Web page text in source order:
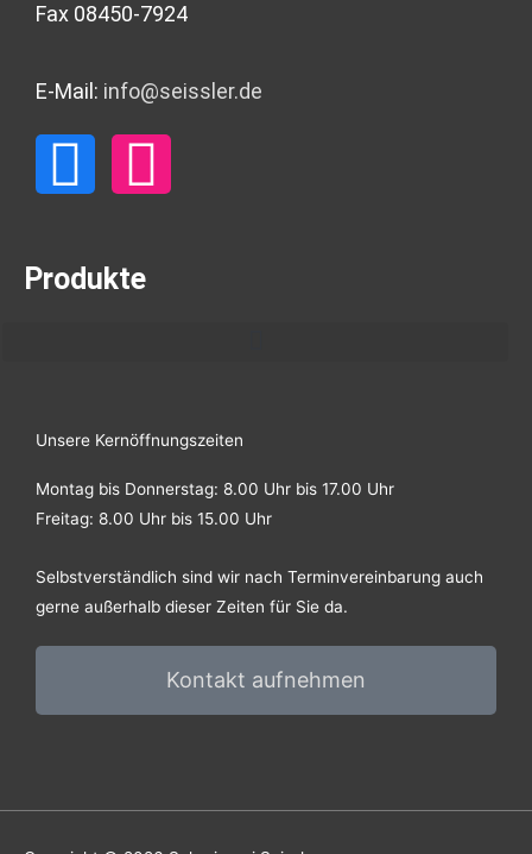
Fax 08450-7924
E-Mail: info@seissler.de
F
c
o
o
k
-
f
I
s
g
r
a
m
Produkte
Unsere Kernöffnungszeiten
Montag bis Donnerstag: 8.00 Uhr bis 17.00 Uhr
Freitag: 8.00 Uhr bis 15.00 Uhr
Selbstverständlich sind wir nach Terminvereinbarung auch
gerne außerhalb dieser Zeiten für Sie da.
Kontakt aufnehmen